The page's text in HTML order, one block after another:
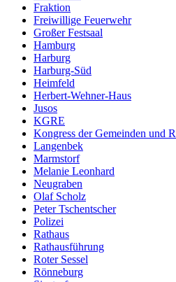
Fraktion
Freiwillige Feuerwehr
Großer Festsaal
Hamburg
Harburg
Harburg-Süd
Heimfeld
Herbert-Wehner-Haus
Jusos
KGRE
Kongress der Gemeinden und
Langenbek
Marmstorf
Melanie Leonhard
Neugraben
Olaf Scholz
Peter Tschentscher
Polizei
Rathaus
Rathausführung
Roter Sessel
Rönneburg